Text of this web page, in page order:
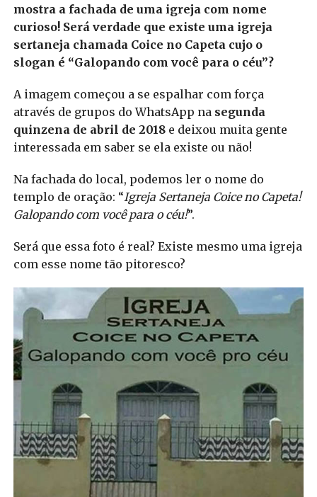
mostra a fachada de uma igreja com nome
curioso! Será verdade que existe uma igreja
sertaneja chamada Coice no Capeta cujo o
slogan é “Galopando com você para o céu”?
A imagem começou a se espalhar com força
através de grupos do WhatsApp na segunda
quinzena de abril de 2018e deixou muita gente
interessada em saber se ela existe ou não!
Na fachada do local, podemos ler o nome do
templo de oração: “Igreja Sertaneja Coice no Capeta!
Galopando com você para o céu!”.
Será que essa foto é real? Existe mesmo uma igreja
com esse nome tão pitoresco?